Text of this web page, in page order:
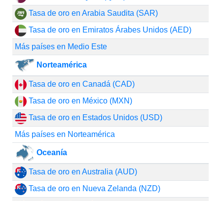
Tasa de oro en Arabia Saudita (SAR)
Tasa de oro en Emiratos Árabes Unidos (AED)
Más países en Medio Este
Norteamérica
Tasa de oro en Canadá (CAD)
Tasa de oro en México (MXN)
Tasa de oro en Estados Unidos (USD)
Más países en Norteamérica
Oceanía
Tasa de oro en Australia (AUD)
Tasa de oro en Nueva Zelanda (NZD)